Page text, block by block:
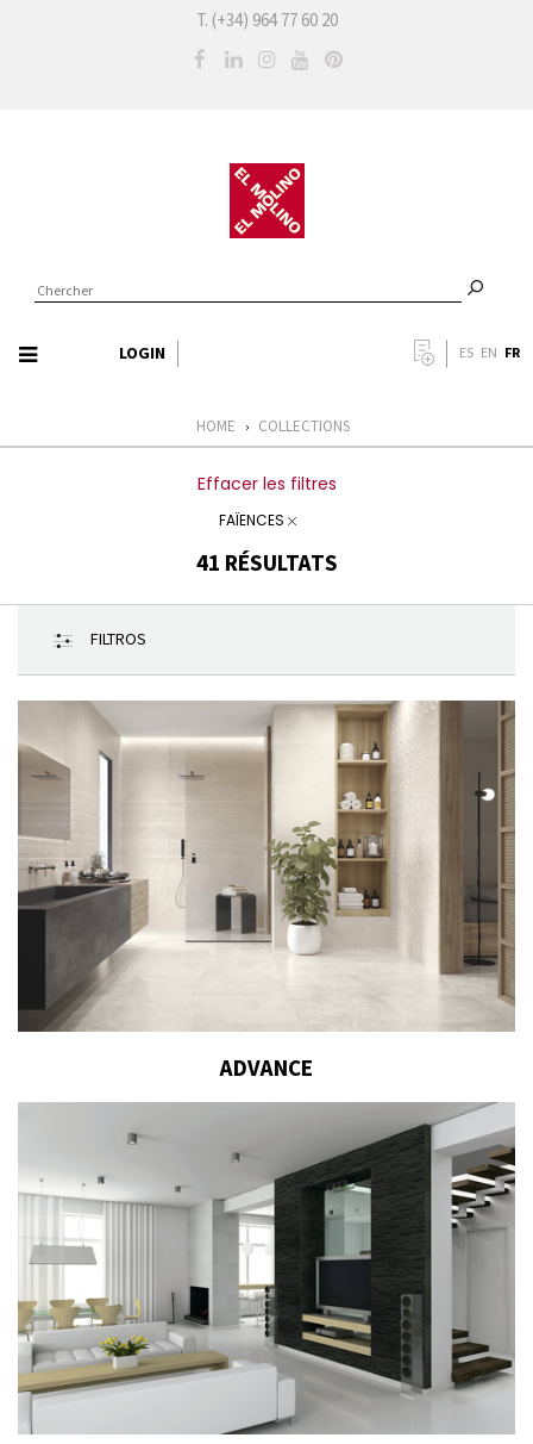
T. (+34) 964 77 60 20
ES EN FR
LOGIN
HOME › COLLECTIONS
Effacer les filtres
FAÏENCES
41 RÉSULTATS
FILTROS
ADVANCE